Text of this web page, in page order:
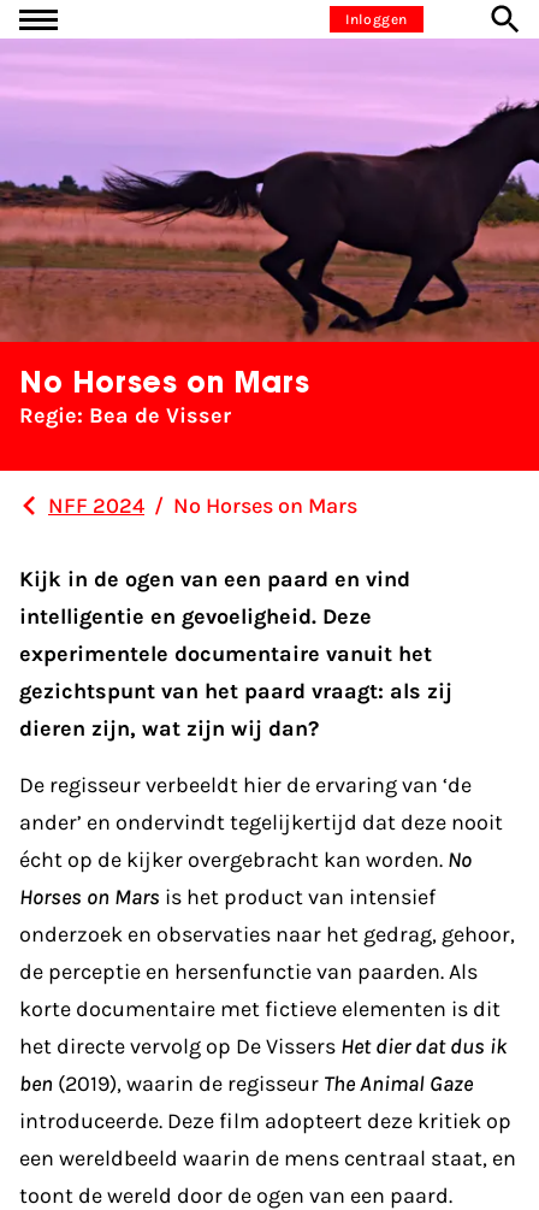
Ga naar inhoudInloggen
No Horses on Mars
Regie: Bea de Visser
NFF 2024 / No Horses on Mars
Kijk in de ogen van een paard en vind
intelligentie en gevoeligheid. Deze
experimentele documentaire vanuit het
gezichtspunt van het paard vraagt: als zij
dieren zijn, wat zijn wij dan?
De regisseur verbeeldt hier de ervaring van ‘de
ander’ en ondervindt tegelijkertijd dat deze nooit
écht op de kijker overgebracht kan worden. No
Horses on Mars is het product van intensief
onderzoek en observaties naar het gedrag, gehoor,
de perceptie en hersenfunctie van paarden. Als
korte documentaire met fictieve elementen is dit
het directe vervolg op De Vissers Het dier dat dus ik
ben (2019), waarin de regisseur The Animal Gaze
introduceerde. Deze film adopteert deze kritiek op
een wereldbeeld waarin de mens centraal staat, en
toont de wereld door de ogen van een paard.